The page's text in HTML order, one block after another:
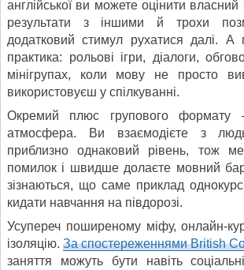
англійської ви можете оцінити власний
результати з іншими й трохи
додатковий стимул рухатися далі.
практика: рольові ігри, діалоги,
мінігрупах, коли мову не просто
використовуєш у спілкуванні.
Окремий плюс групового
атмосфера. Ви взаємодієте з
приблизно однаковий рівень, тож
помилок і швидше долаєте мовний
зізнаються, що саме приклад
кидати навчання на півдорозі.
Усупереч поширеному міфу, онлайн-
ізоляцію. За спостереженнями British
заняття можуть бути навіть